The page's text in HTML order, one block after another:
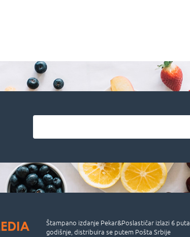
Štampano izdanje Pekar&Poslastičar izlazi 6 puta
godišnje, distribuira se putem Pošta Srbije